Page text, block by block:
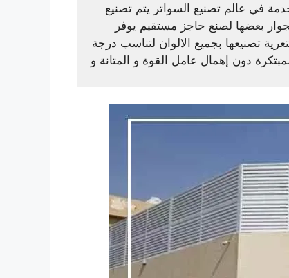
في عالم تصنيع السواتر يتم تصنيع
بعضها لصنع حاجز مستقيم يوفر
تصنيعها بجميع الالوان لتناسب درجة
دون إهمال عامل القوة و المتانة و